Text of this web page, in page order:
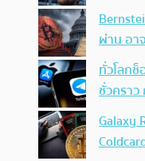
ผ่าน อา
ทั่วโลกช็
ชั่วครา
Galaxy